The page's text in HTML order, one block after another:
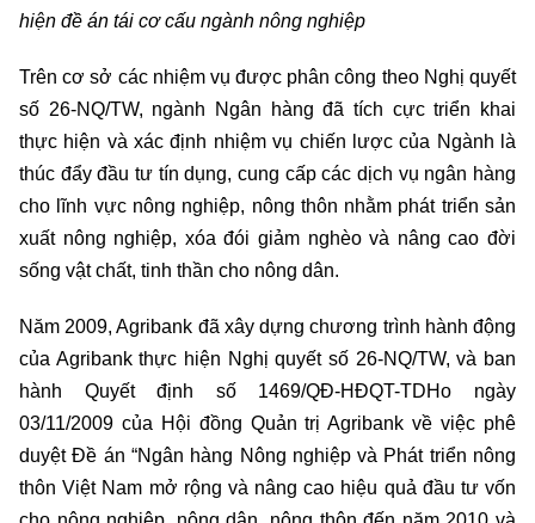
hiện đề án tái cơ cấu ngành nông nghiệp
Trên cơ sở các nhiệm vụ được phân công theo Nghị quyết
số 26-NQ/TW, ngành Ngân hàng đã tích cực triển khai
thực hiện và xác định nhiệm vụ chiến lược của Ngành là
thúc đẩy đầu tư tín dụng, cung cấp các dịch vụ ngân hàng
cho lĩnh vực nông nghiệp, nông thôn nhằm phát triển sản
xuất nông nghiệp, xóa đói giảm nghèo và nâng cao đời
sống vật chất, tinh thần cho nông dân.
Năm 2009, Agribank đã xây dựng chương trình hành động
của Agribank thực hiện Nghị quyết số 26-NQ/TW, và ban
hành Quyết định số 1469/QĐ-HĐQT-TDHo ngày
03/11/2009 của Hội đồng Quản trị Agribank về việc phê
duyệt Đề án “Ngân hàng Nông nghiệp và Phát triển nông
thôn Việt Nam mở rộng và nâng cao hiệu quả đầu tư vốn